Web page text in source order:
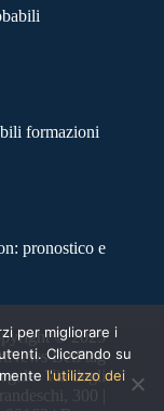
formazioni
pronostico e
© 2025
BetFlag
Via degli
300 |
per migliorare i
Cliccando su
l'utilizzo dei